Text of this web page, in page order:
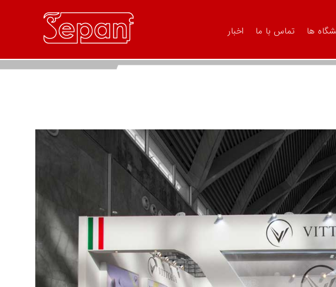
ها تماس با ما اخبار